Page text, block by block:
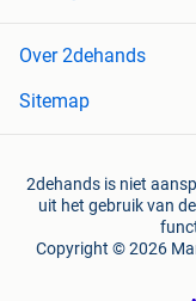
Over 2dehands
Sitemap
2dehands is niet
uit het gebruik van
Copyright © 2026